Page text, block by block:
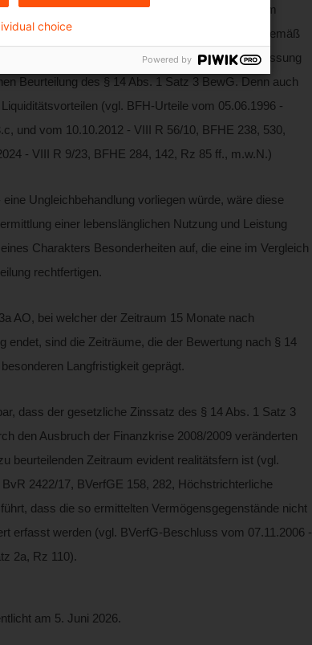
- VIII R 9/23 (BFHE 284, 142) Zinsen seit dem
Vollziehung (AdV) in Höhe von 0,5 % pro Monat gemäß
für unvereinbar gehalten hat, führt dies nach Auffassung
Beurteilung des § 14 Abs. 1 Satz 3 BewG. Denn auch
(vgl. BFH-Urteile vom 05.06.1996 -
und vom 10.10.2012 - VIII R 56/10, BFHE 238, 530,
- VIII R 9/23, BFHE 284, 142, Rz 85 ff., m.w.N.)
Ungleichbehandlung vorliegen würde, wäre diese
einer lebenslänglichen Nutzung und Leistung
Charakters Besonderheiten auf, die eine im Vergleich
rechtfertigen.
AO, bei welcher der Zeitraum 15 Monate nach
endet, sind die Zeiträume, die der Bewertung nach § 14
Langfristigkeit geprägt.
dass der gesetzliche Zinssatz des § 14 Abs. 1 Satz 3
den Ausbruch der Finanzkrise 2008/2009 veränderten
beurteilenden Zeitraum evident realitätsfern ist (vgl.
2422/17, BVerfGE 158, 282, Höchstrichterliche
dass die so ermittelten Vermögensgegenstände nicht
erfasst werden (vgl. BVerfG-Beschluss vom 07.11.2006 -
2a, Rz 110).
am 5. Juni 2026.
choice
Powered by